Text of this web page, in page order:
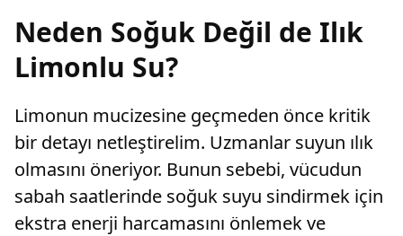
Neden Soğuk Değil de Ilık
Limonlu Su?
Limonun mucizesine geçmeden önce kritik
bir detayı netleştirelim. Uzmanlar suyun ılık
olmasını öneriyor. Bunun sebebi, vücudun
sabah saatlerinde soğuk suyu sindirmek için
ekstra enerji harcamasını önlemek ve